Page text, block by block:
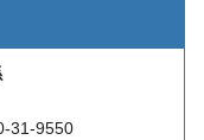
31-9550